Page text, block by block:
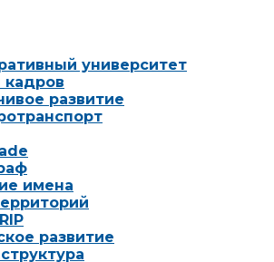
университет
развитие
имена
развитие